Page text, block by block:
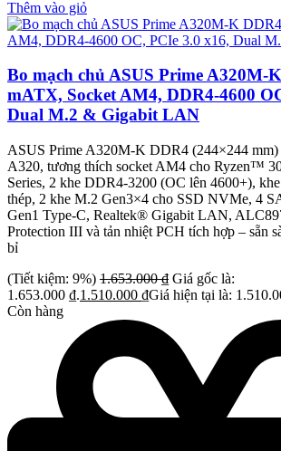
Thêm vào giỏ
Bo mạch chủ ASUS Prime A320M-
mATX, Socket AM4, DDR4-4600
Dual M.2 & Gigabit LAN
ASUS Prime A320M-K DDR4 (244×244
A320, tương thích socket AM4 cho Ryzen™
Series, 2 khe DDR4-3200 (OC lên 4600+),
thép, 2 khe M.2 Gen3×4 cho SSD NVMe, 4
Gen1 Type-C, Realtek® Gigabit LAN,
Protection III và tản nhiệt PCH tích hợp – sẵn
bỉ
(Tiết kiệm: 9%) 1.653.000₫ Giá gốc là:
1.653.000 ₫.1.510.000 ₫Giá hiện tại là:
Còn hàng